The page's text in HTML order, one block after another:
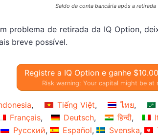
Saldo da conta bancária após a retirada
problema de retirada da IQ Option,
breve possível.
Registre a IQ Option e ganhe
Risk warning: Your capital might be at
Tiếng Việt ไทย
Français Deutsch हिन्दी
Русский Español Svenska